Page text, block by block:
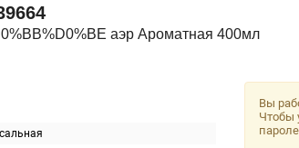
аэр Ароматная 400мл
Вы
Чтобы